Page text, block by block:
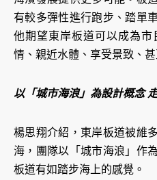
有較多彈性進行跑步、踏單
他期望東岸板道可以成為
情、親近水體、享受景致、
以「城市海浪」為設計概念
楊思翔介紹，東岸板道被維
海，團隊以「城市海浪」作
板道有如踏步海上的感覺。